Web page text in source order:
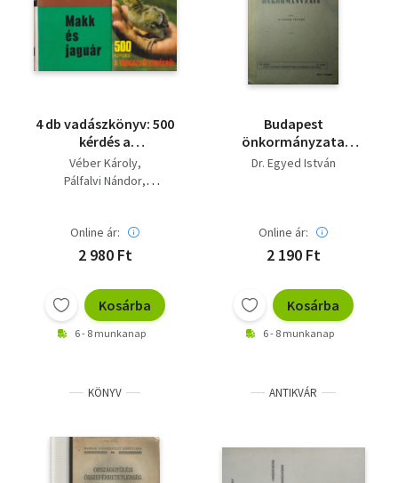
4 db vadászkönyv: 500
kérdés a
vadgazdálkodásról -
Nimród füzetek 3 +
Medvék, őzek,
farkasok
Véber Károly
Pálfalvi Nándor
Online ár:
2 980 Ft
Kosárba
6 - 8 munkanap
Budapest
önkormányzata
(Statisztikai
Dr. Egyed István
Online ár:
2 190 Ft
Kosárba
6 - 8 munkanap
KÖNYV ANTIKVÁR